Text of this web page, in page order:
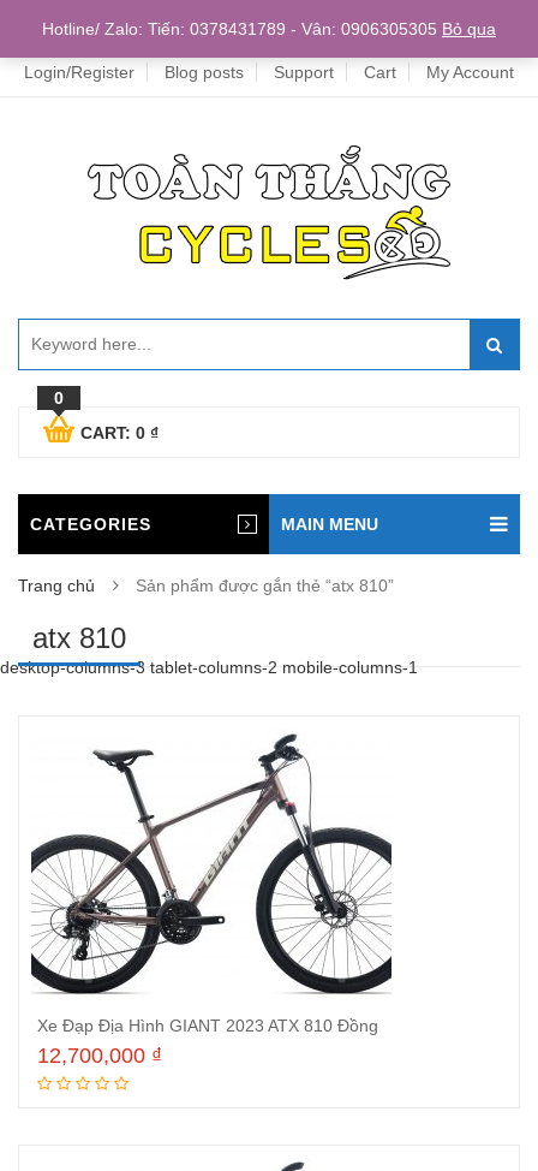
Home
Login/Register Blog posts Support Cart My Account
0
CART: 0 ₫
CATEGORIES MAIN MENU
Trang chủ Sản phẩm được gắn thẻ “atx 810”
atx 810
desktop-columns-3 tablet-columns-2 mobile-columns-1
Xe Đạp Địa Hình GIANT 2023 ATX 810 Đồng
12,700,000 ₫
Hotline/ Zalo: Tiến: 0378431789 - Vân: 0906305305 Bỏ qua